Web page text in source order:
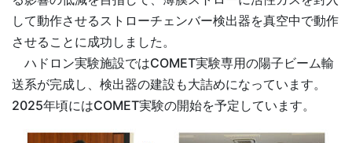
して動作させるストローチェンバー検出器を真空中で動作
させることに成功しました。
ハドロン実験施設ではCOMET実験専用の陽子ビーム輸
送系が完成し、検出器の建設も大詰めになっています。
2025年頃にはCOMET実験の開始を予定しています。